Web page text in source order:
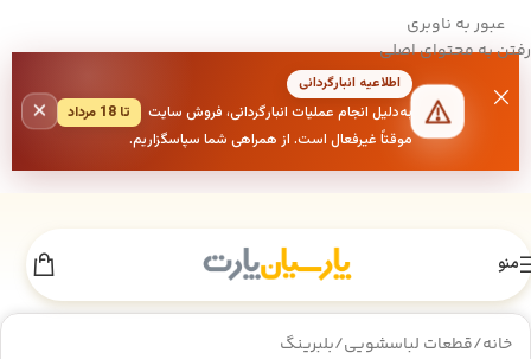
عبور به ناوبری
رفتن به محتوای اصلی
اطلاعیه انبارگردانی
به‌دلیل انجام عملیات انبارگردانی، فروش سایت
تا 18 مرداد
موقتاً غیرفعال است. از همراهی شما سپاسگزاریم.
×
منو
خانه/قطعات لباسشویی/بلبرینگ